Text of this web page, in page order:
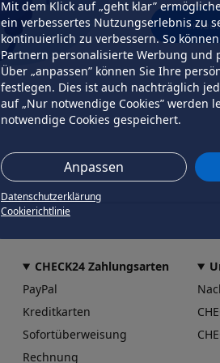
Mit dem Klick auf „geht klar”
ein verbessertes Nutzungserlebnis zu
kontinuierlich zu verbessern. So
Partnern personalisierte Werbung und
Über „anpassen” können Sie Ihre
festlegen. Dies ist auch nachträglich
auf „Nur notwendige Cookies” werden
notwendige Cookies gespeichert.
Anpassen
Datenschutzerklärung
Cookierichtlinie
CHECK24 Zahlungsarten
PayPal
Kreditkarten
Sofortüberweisung
Rechnung